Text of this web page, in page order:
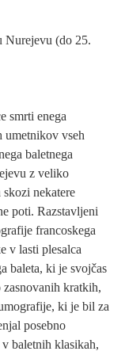
Nurejevu (do 25.
smrti enega
umetnikov vseh
baletnega
z veliko
nekatere
poti. Razstavljeni
francoskega
v lasti plesalca
baleta, ki je svojčas
kratkih,
ki je bil za
posebno
baletnih klasikah,